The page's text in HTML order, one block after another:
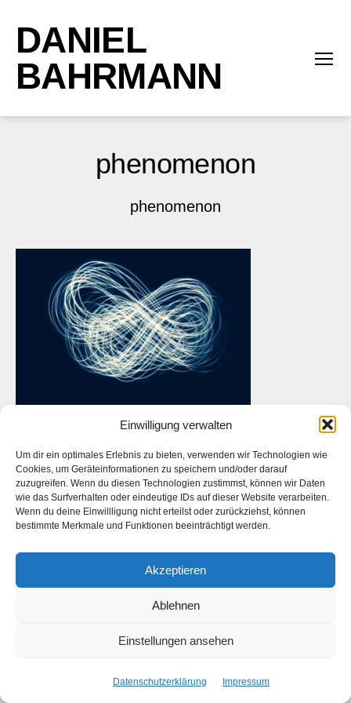
Einwilligung verwalten
Um dir ein optimales Erlebnis zu bieten, verwenden wir Technologien wie
Cookies, um Geräteinformationen zu speichern und/oder darauf
zuzugreifen. Wenn du diesen Technologien zustimmst, können wir Daten
wie das Surfverhalten oder eindeutige IDs auf dieser Website verarbeiten.
Wenn du deine Einwillligung nicht erteilst oder zurückziehst, können
bestimmte Merkmale und Funktionen beeinträchtigt werden.
Akzeptieren
Ablehnen
Einstellungen ansehen
Datenschutzerklärung Impressum
DANIEL
BAHRMANN
phenomenon
phenomenon
Das ist die Webseite desKünstlers Daniel Bahrmann . Die
Webseite desFotografen Daniel Bahrmann finden Siehierauf
www.bahrmann.de